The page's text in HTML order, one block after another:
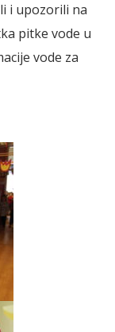
i upozorili na
pitke vode u
vode za